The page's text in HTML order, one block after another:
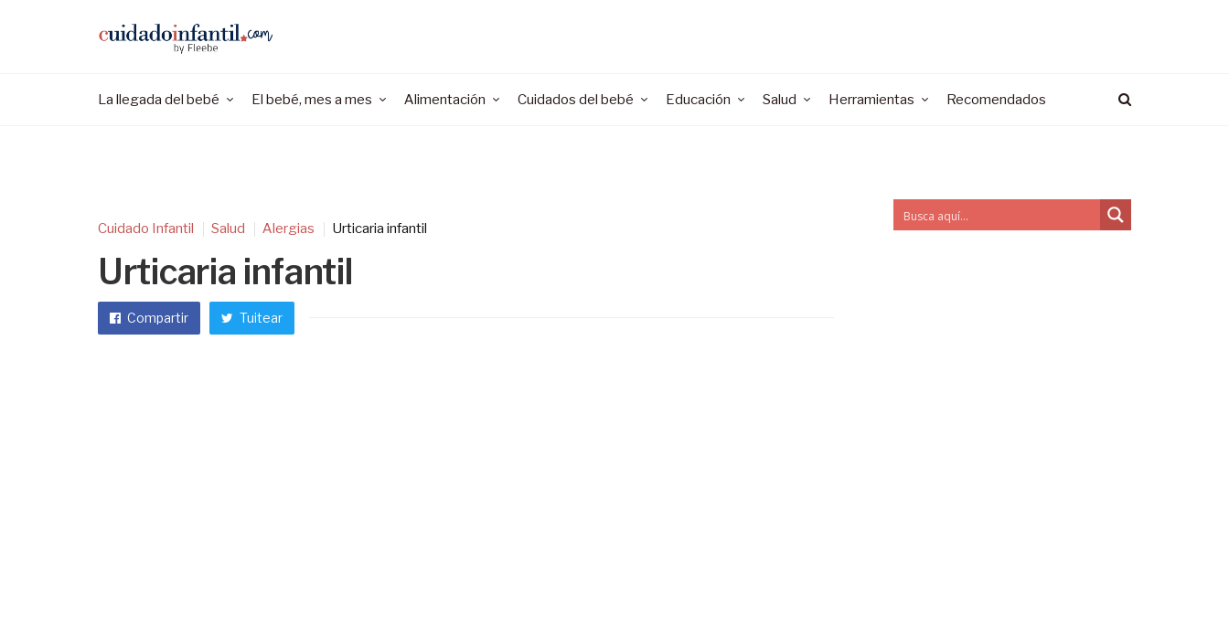
La llegada del bebé El bebé, mes a mes Alimentación Cuidados del bebé Educación Salud Herramientas Recomendados
Cuidado Infantil Salud Alergias Urticaria infantil
Urticaria infantil
Compartir Tuitear